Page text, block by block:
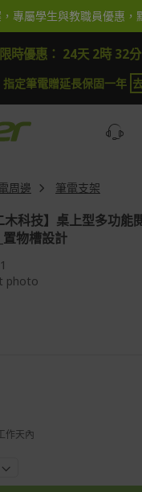
時優惠： 24天 2時 32
一年去逛逛
周邊 筆電支架
木科技】桌上型多功能
物槽設計
作天內